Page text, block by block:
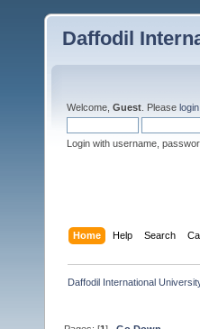
Daffodil
Welcome, Guest . Please login
Login with username,
Home Help Search
Daffodil International